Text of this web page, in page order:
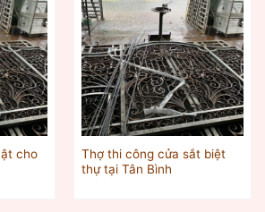
cho
Thợ thi công cửa sắt biệt
thự tại Tân Bình